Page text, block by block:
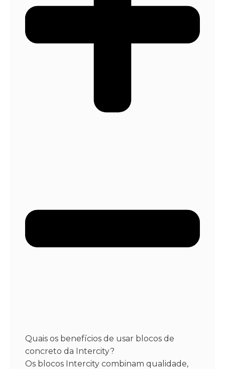
Quais os benefícios de usar blocos de
concreto da Intercity?
Os blocos Intercity combinam qualidade,